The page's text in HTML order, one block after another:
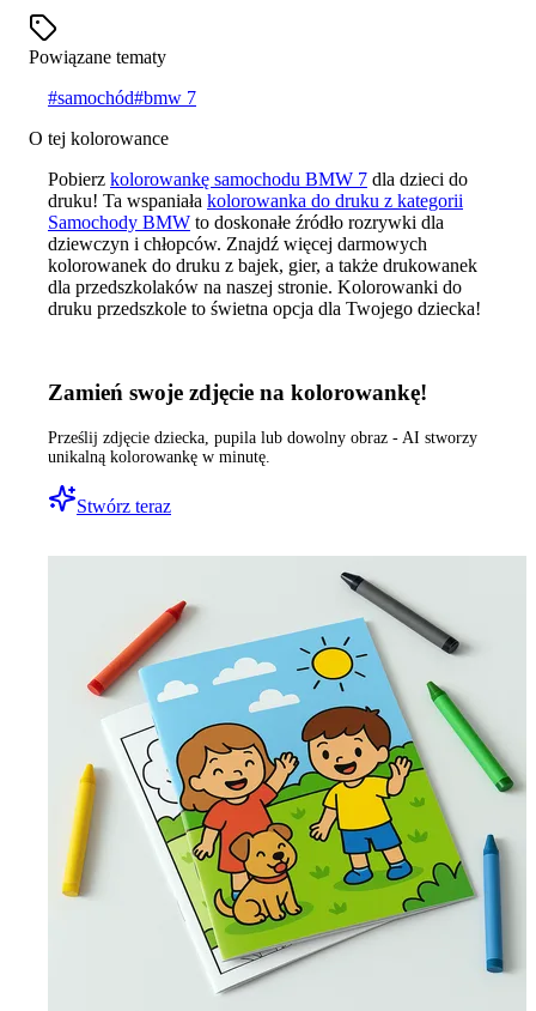
Powiązane tematy
#samochód#bmw 7
O tej kolorowance
Pobierz kolorowankę samochodu BMW 7 dla dzieci do
druku! Ta wspaniała kolorowanka do druku z kategorii
Samochody BMW to doskonałe źródło rozrywki dla
dziewczyn i chłopców. Znajdź więcej darmowych
kolorowanek do druku z bajek, gier, a także drukowanek
dla przedszkolaków na naszej stronie. Kolorowanki do
druku przedszkole to świetna opcja dla Twojego dziecka!
Zamień swoje zdjęcie na kolorowankę!
Prześlij zdjęcie dziecka, pupila lub dowolny obraz - AI stworzy
unikalną kolorowankę w minutę.
Stwórz teraz